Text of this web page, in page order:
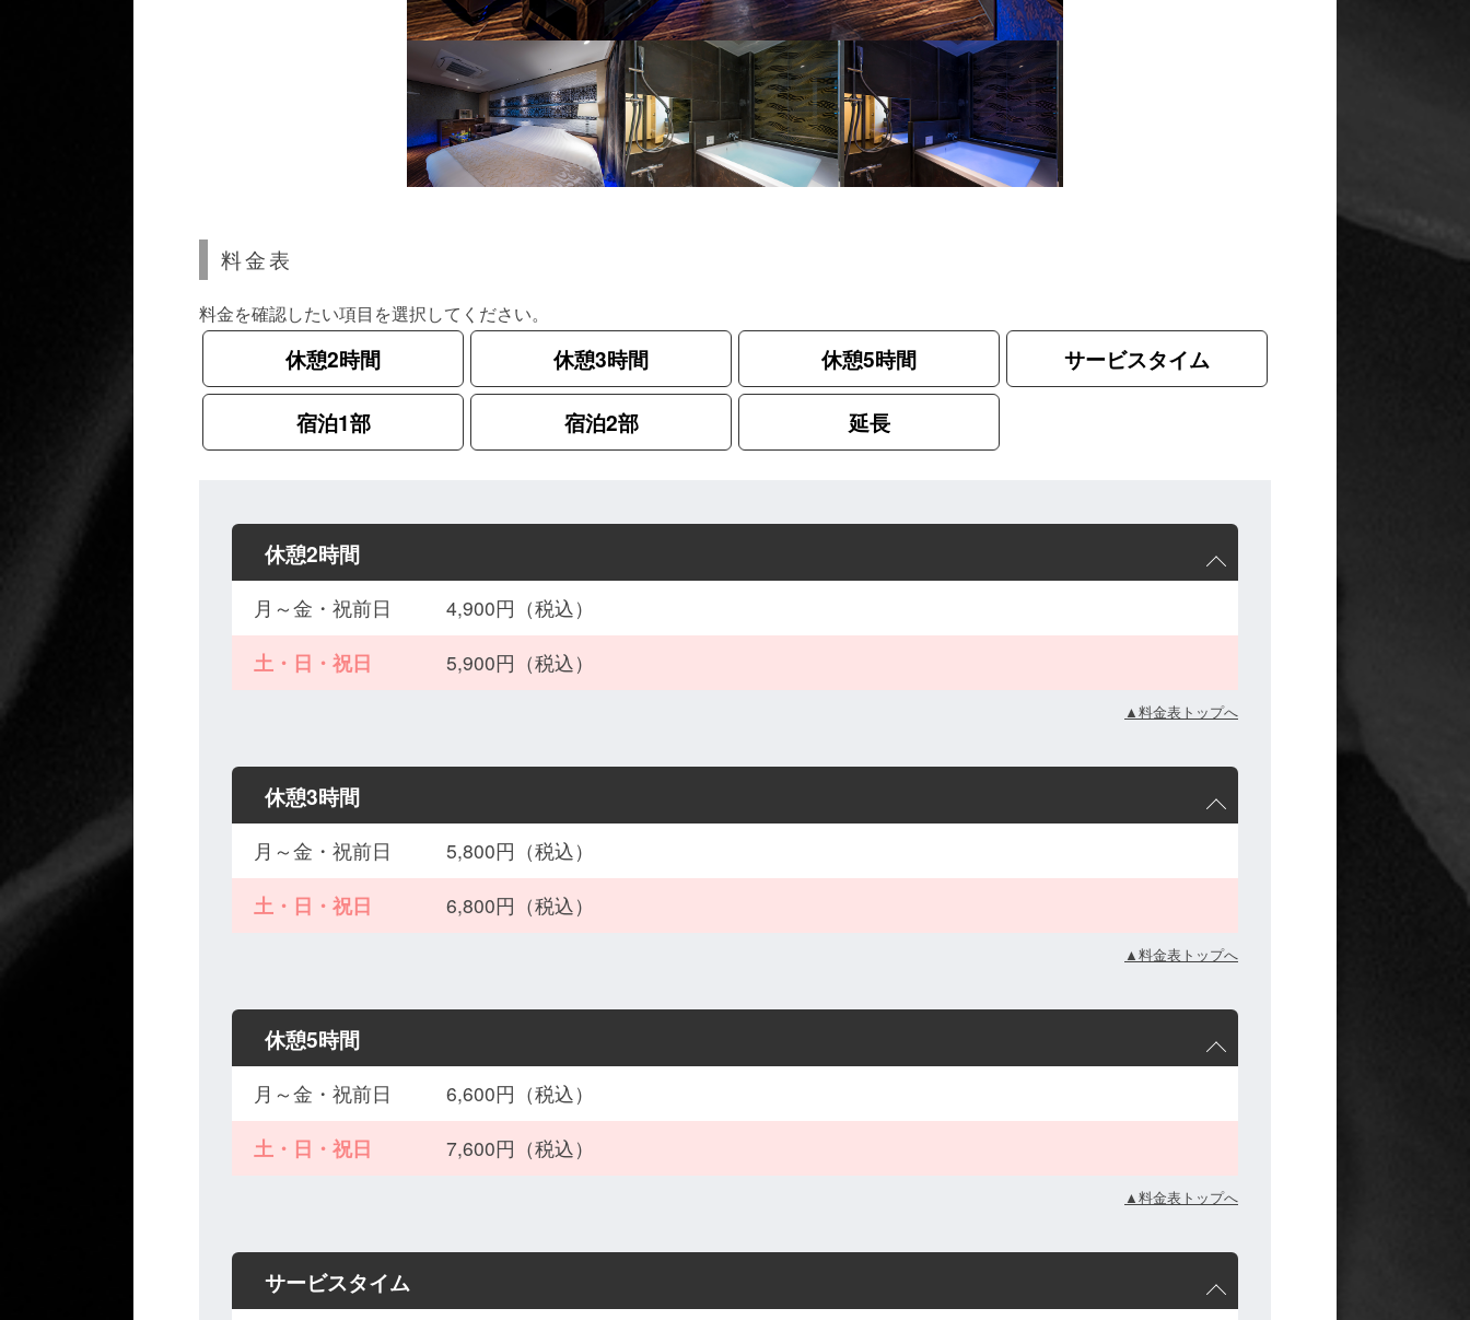
料金表
料金を確認したい項目を選択してください。
休憩2時間 休憩3時間 休憩5時間 サービスタイム
宿泊1部 宿泊2部 延長
休憩2時間
月～金・祝前日
4,900円（税込）
土・日・祝日
5,900円（税込）
▲料金表トップへ
休憩3時間
月～金・祝前日
5,800円（税込）
土・日・祝日
6,800円（税込）
▲料金表トップへ
休憩5時間
月～金・祝前日
6,600円（税込）
土・日・祝日
7,600円（税込）
▲料金表トップへ
サービスタイム